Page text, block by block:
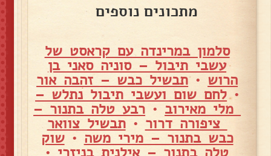
מתכונים נוספים
סלמון במרינדה עם קראסט של
עשבי תיבול – סוניה סאני בן
הרוש •תבשיל כבש – זהבה אור
•לחם שום ועשבי תיבול נתלש –
מלי מאירוב • רבע טלה בתנור –
ציפורה דרור •תבשיל צוואר
כבש בתנור – מירי משה •שוק